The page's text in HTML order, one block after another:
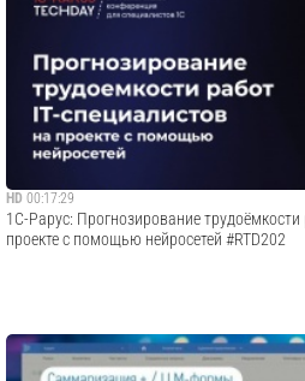
HD 00:17:29
1С-Рарус: Прогнозирование
проекте с помощью нейросетей #RTD202